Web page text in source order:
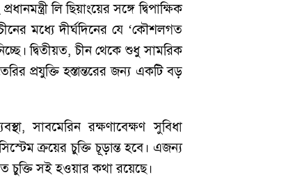
লি ছিয়াংয়ের সঙ্গে দ্বিপাক্ষিক
মধ্যে দীর্ঘদিনের যে ‘কৌশলগত
দ্বিতীয়ত, চীন থেকে শুধু সামরিক
প্রযুক্তি হস্তান্তরের জন্য একটি বড়
সাবমেরিন রক্ষণাবেক্ষণ সুবিধা
ক্রয়ের চুক্তি চূড়ান্ত হবে। এজন্য
চুক্তি সই হওয়ার কথা রয়েছে।